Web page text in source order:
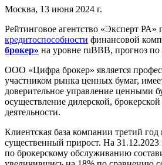
Москва, 13 июня 2024 г.
Рейтинговое агентство «Эксперт РА»
кредитоспособности финансовой
брокер» на уровне ruВВВ, прогноз по
ООО «Цифра брокер» является
участником рынка ценных бумаг,
доверительное управление ценными
осуществление дилерской,
деятельности.
Клиентская база компании третий
существенный прирост. На 31.12.2023
по брокерскому обслуживанию